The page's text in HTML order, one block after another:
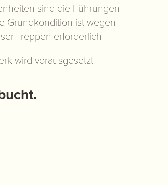
sind die Führungen
Grundkondition ist wegen
Treppen erforderlich
wird vorausgesetzt